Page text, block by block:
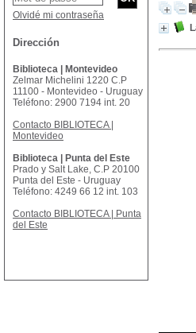
Olvidé mi contraseña
Dirección
Biblioteca | Montevideo
Zelmar Michelini 1220 C.P
11100 - Montevideo - Uruguay
Teléfono: 2900 7194 int. 20
Contacto BIBLIOTECA |
Montevideo
Biblioteca | Punta del Este
Prado y Salt Lake, C.P 20100
Punta del Este - Uruguay
Teléfono: 4249 66 12 int. 103
Contacto BIBLIOTECA | Punta
del Este